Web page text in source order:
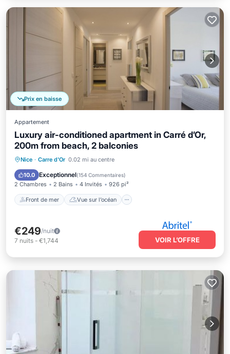
Prix en baisse
Appartement
Luxury air-conditioned apartment in Carré d’Or,
200m from beach, 2 balconies
Nice · Carre d'Or 0.02 mi au centre
10.0 Exceptionnel(154 Commentaires)
2 Chambres 2 Bains 4 Invités 926 pi²
Front de mer Vue sur l’océan
Front de mer
Vue sur l’océan
Balcon/Terrasse
Vue
€249/nuit
7 nuits - €1,744 VOIR L’OFFRE